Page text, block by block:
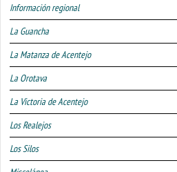
Información regional
La Guancha
La Matanza de Acentejo
La Orotava
La Victoria de Acentejo
Los Realejos
Los Silos